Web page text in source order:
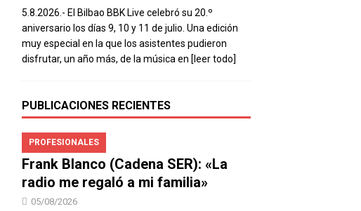
5.8.2026.- El Bilbao BBK Live celebró su 20.º
aniversario los días 9, 10 y 11 de julio. Una edición
muy especial en la que los asistentes pudieron
disfrutar, un año más, de la música en [leer todo]
PUBLICACIONES RECIENTES
PROFESIONALES
Frank Blanco (Cadena SER): «La
radio me regaló a mi familia»
05/08/2026